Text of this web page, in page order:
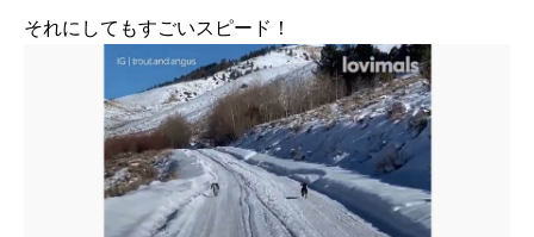
それにしてもすごいスピード！